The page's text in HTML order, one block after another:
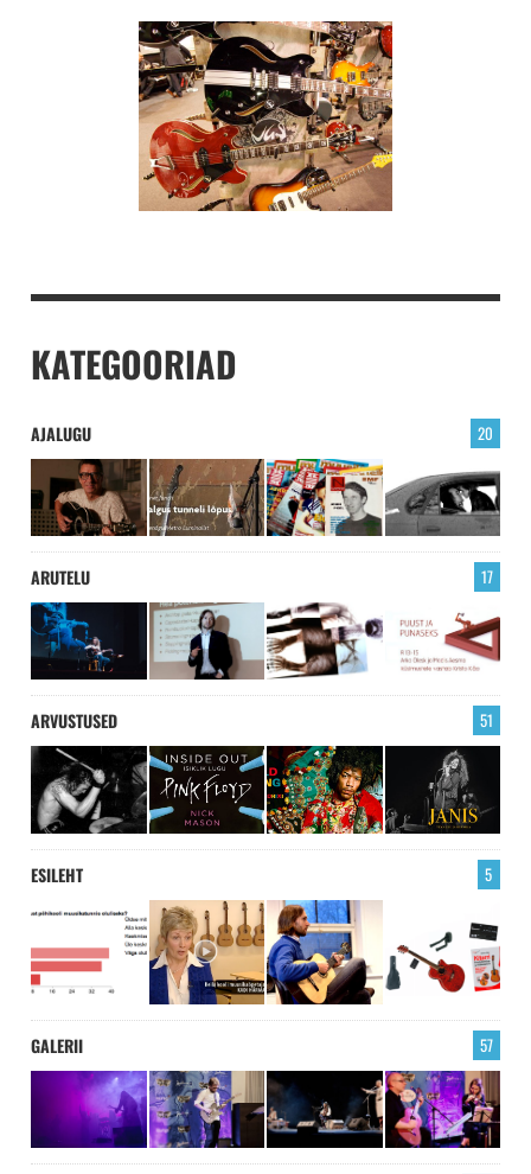
KATEGOORIAD
AJALUGU 20
ARUTELU 17
ARVUSTUSED 51
ESILEHT 5
GALERII 57